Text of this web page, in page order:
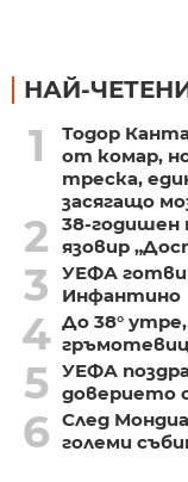
НАЙ-
1
Тодор
от комар,
треска,
засягащо
2
38-годишен
язовир
3
УЕФА готви
Инфантино
4 До 38°
5 УЕФА
доверието
6 След
големи